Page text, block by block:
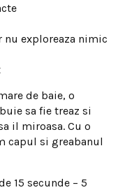
nu exploreaza nimic
de baie, o
sa fie treaz si
il miroasa. Cu o
capul si greabanul
15 secunde – 5